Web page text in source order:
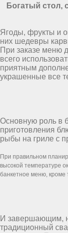
Богатый стол,
Ягоды, фрукты и
них шедевры
При заказе меню
всего
приятным
украшенные все
Основную роль в
приготовления
рыбы на гриле с
При правильном
высокой температуре
банкетное меню, кроме
И завершающим,
традиционный